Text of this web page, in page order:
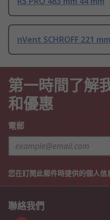
nVent SCHROFF 221
第一時間了解
和優惠
電郵
您在訂閱此郵件時提供的個人信
聯絡我們